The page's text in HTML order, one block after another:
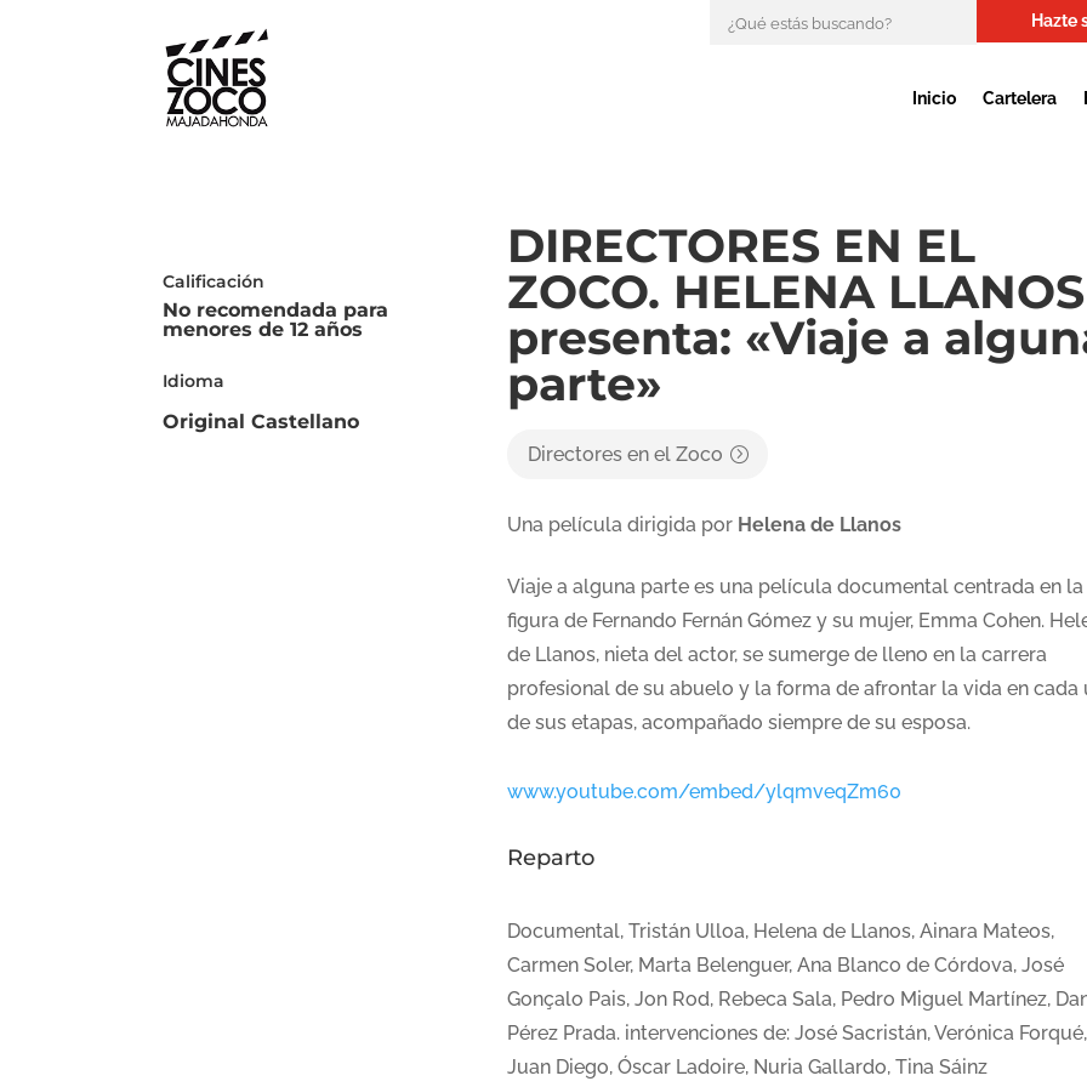
Hazte
Inicio Cartelera
Calificación
No recomendada para
menores de 12 años
Idioma
Original Castellano
DIRECTORES EN EL
ZOCO. HELENA LLANOS
presenta: «Viaje a
parte»
Directores en el Zoco
Una película dirigida por Helena de Llanos
Viaje a alguna parte es una película documental centrada en la
figura de Fernando Fernán Gómez y su mujer, Emma Cohen.
de Llanos, nieta del actor, se sumerge de lleno en la carrera
profesional de su abuelo y la forma de afrontar la vida en cada
de sus etapas, acompañado siempre de su esposa.
www.youtube.com/embed/ylqmveqZm60
Reparto
Documental, Tristán Ulloa, Helena de Llanos, Ainara Mateos,
Carmen Soler, Marta Belenguer, Ana Blanco de Córdova, José
Gonçalo Pais, Jon Rod, Rebeca Sala, Pedro Miguel Martínez,
Pérez Prada. intervenciones de: José Sacristán, Verónica Forqué,
Juan Diego, Óscar Ladoire, Nuria Gallardo, Tina Sáinz